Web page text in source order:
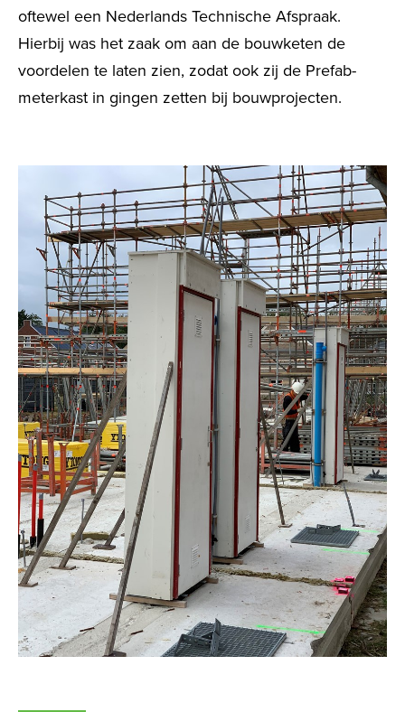
oftewel een Nederlands Technische Afspraak.
Hierbij was het zaak om aan de bouwketen de
voordelen te laten zien, zodat ook zij de Prefab-
meterkast in gingen zetten bij bouwprojecten.